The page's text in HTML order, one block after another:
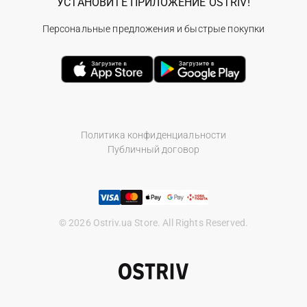
Политика конфиденциальности
Публичный договор
© 2026 Ostriv.ua Store. All Rights Reserved.
Персональные предложения и быстрые покупки